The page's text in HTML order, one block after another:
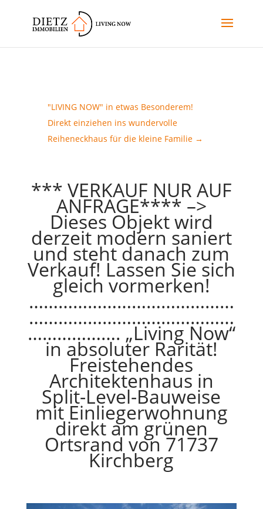
"LIVING NOW" in etwas Besonderem!
Direkt einziehen ins wundervolle
Reiheneckhaus für die kleine Familie→
*** VERKAUF NUR AUF
ANFRAGE**** –>
Dieses Objekt wird
derzeit modern saniert
und steht danach zum
Verkauf! Lassen Sie sich
gleich vormerken!
……………………………………
……………………………………
………………. „Living Now“
in absoluter Rarität!
Freistehendes
Architektenhaus in
Split-Level-Bauweise
mit Einliegerwohnung
direkt am grünen
Ortsrand von 71737
Kirchberg